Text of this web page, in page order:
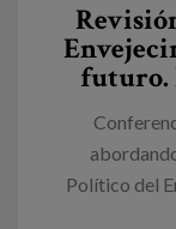
futuro.
Político del